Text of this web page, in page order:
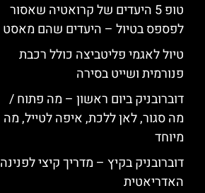
טופ 5 היעדים של קרואטיה שאסור
לפספס בטיול – היעדים שהם מאסט
טיול לאגמי פליטביצה כולל רכבת
פנורמית ושייט בסירה
דוברובניק ביום ראשון – מה פתוח /
מה סגור, לאן ללכת, איפה לטייל, מה
מיוחד
דוברובניק בקיץ – מדריך קיצי לפנינה
האדריאטית